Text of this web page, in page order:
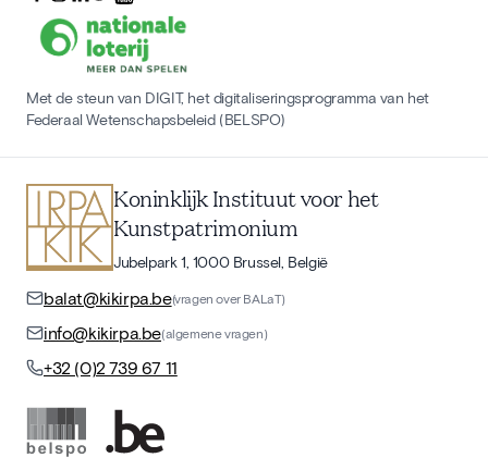
Met de steun van DIGIT, het digitaliseringsprogramma van het
Federaal Wetenschapsbeleid (BELSPO)
Koninklijk Instituut voor het
Kunstpatrimonium
Jubelpark 1, 1000 Brussel, België
balat@kikirpa.be(vragen over BALaT)
info@kikirpa.be(algemene vragen)
+32 (0)2 739 67 11